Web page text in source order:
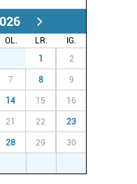
OL. LR.
IG.
1 2
7 8 9
14 15 16
21 22 23
28 29 30